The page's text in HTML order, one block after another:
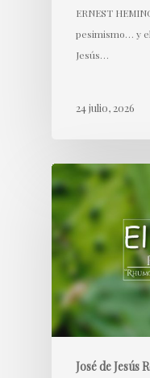
ERNEST
pesimismo… y
Jesús…
24 julio, 2026
José de Jesús